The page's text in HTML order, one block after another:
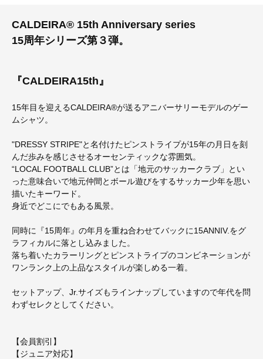
CALDEIRA® 15th Anniversary series
15周年シリーズ第３弾。
『CALDEIRA15th』
15年目を迎えるCALDEIRA®が送るアニバーサリーモデルのゲー
ムシャツ。
"DRESSY STRIPE"と名付けたピンストライプが15年の月日を刻
んだ歩みを感じさせるオーセンティックな雰囲気。
“LOCAL FOOTBALL CLUB”とは「地元のサッカークラブ」とい
った意味合いで地元仲間とボール遊びをするサッカー少年を思い
描いたキーワード。
身近でどこにでもある風景。
同時に『15周年』の年月を重ね合わせてバックに15ANNIV.をグ
ラフィカルに落とし込みました。
落ち着いたカラーリングとピンストライプのコンビネーションが
ワンランク上の上品なスタイルが楽しめる一着。
セットアップ、Jr.サイズもラインナップしていますので年代を問
わずセレクとしてください。
【会員割引】
【ジュニア対応】